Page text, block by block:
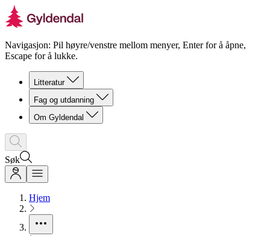
Navigasjon: Pil høyre/venstre mellom menyer, Enter for å åpne,
Escape for å lukke.
Litteratur
Fag og utdanning
Om Gyldendal
Søk
Hjem